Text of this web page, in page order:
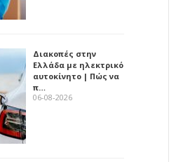
Διακοπές στην
Ελλάδα με ηλεκτρικό
αυτοκίνητο | Πώς να
π…
06-08-2026